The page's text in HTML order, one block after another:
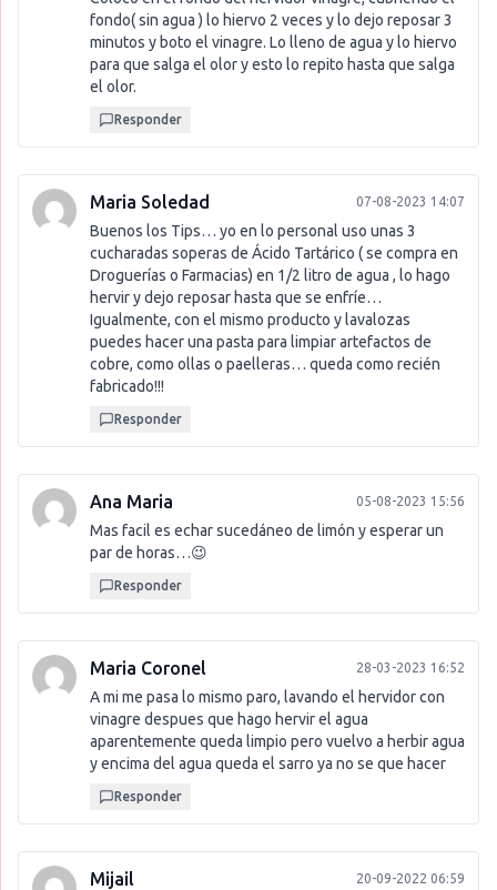
fondo( sin agua ) lo hiervo 2 veces y lo dejo reposar 3
minutos y boto el vinagre. Lo lleno de agua y lo hiervo
para que salga el olor y esto lo repito hasta que salga
el olor.
Responder
Maria Soledad 07-08-2023 14:07
Buenos los Tips… yo en lo personal uso unas 3
cucharadas soperas de Ácido Tartárico ( se compra en
Droguerías o Farmacias) en 1/2 litro de agua , lo hago
hervir y dejo reposar hasta que se enfríe…
Igualmente, con el mismo producto y lavalozas
puedes hacer una pasta para limpiar artefactos de
cobre, como ollas o paelleras… queda como recién
fabricado!!!
Responder
Ana Maria 05-08-2023 15:56
Mas facil es echar sucedáneo de limón y esperar un
par de horas…😉
Responder
Maria Coronel 28-03-2023 16:52
A mi me pasa lo mismo paro, lavando el hervidor con
vinagre despues que hago hervir el agua
aparentemente queda limpio pero vuelvo a herbir agua
y encima del agua queda el sarro ya no se que hacer
Responder
Mijail 20-09-2022 06:59